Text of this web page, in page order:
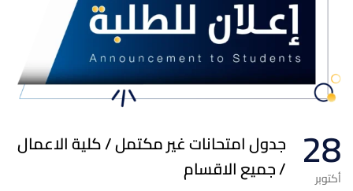
28
أكتوبر
جدول امتحانات غير مكتمل / كلية الاعمال
/ جميع الاقسام